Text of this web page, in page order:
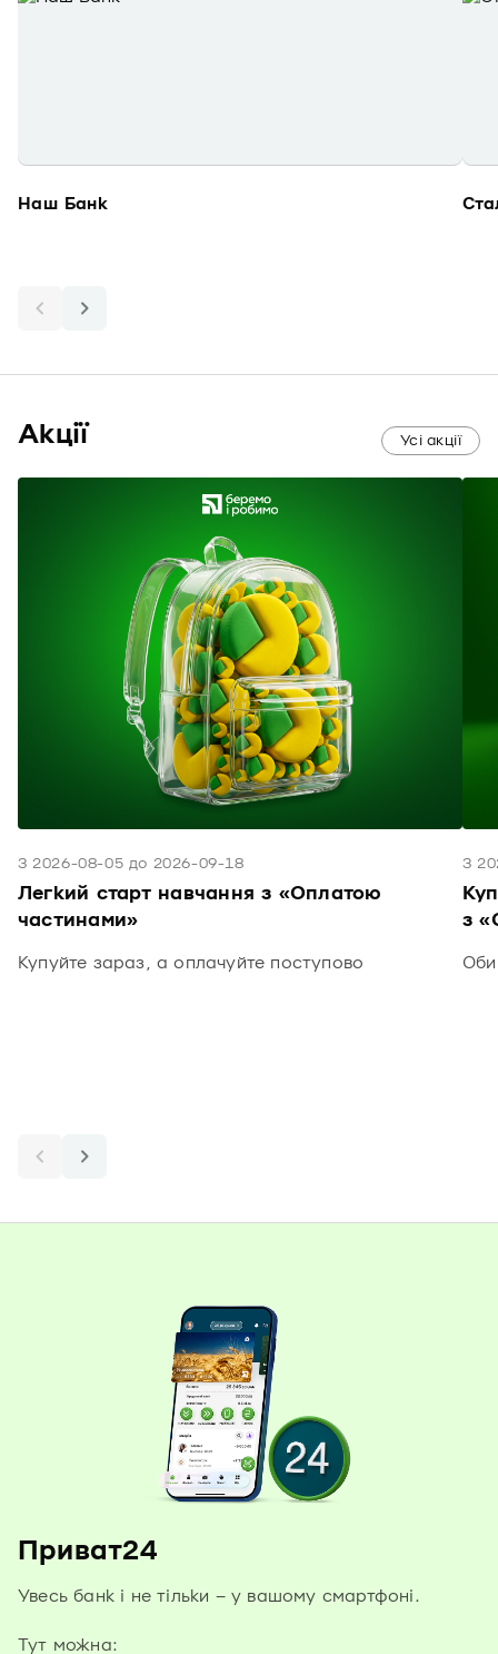
Наш Банк
Акції Усі акції
З 2026-08-05 до 2026-09-18
Легкий старт навчання з «Оплатою
частинами»
Купуйте зараз, а оплачуйте поступово
З
з
Приват24
Увесь банк і не тільки – у вашому смартфоні.
Тут можна: